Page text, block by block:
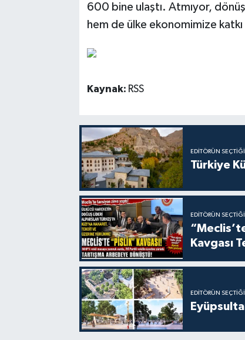
600 bine ulaştı. Atmıyor,
hem de ülke ekonomimize
Kaynak: RSS
EDITÖRÜN SEÇTIĞI
Türkiye
EDITÖRÜN SEÇTIĞI
Kavgası
EDITÖRÜN SEÇTIĞI